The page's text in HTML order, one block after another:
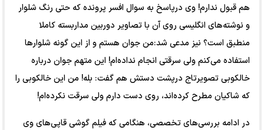
هم قبول ندارم! وی درپاسخ به سوال افسر پرونده که حتی رنگ شلوار
و نوشته‌های انگلیسی روی آن با تصاویر دوربین مداربسته کاملا
منطبق است؟ نیز مدعی شد:من جوان هستم و از این گونه شلوار‌ها
استفاده می‌کنم ولی سرقتی انجام نداده‌ام! این متهم جوان درباره
خالکوبی تصویرتاج درپشت دستش هم گفت: بله! من این خالکوبی را
که شاکیان مطرح کرده‌اند، روی دست دارم ولی سرقت نکرده‌ام!
در ادامه بررسی‌های تخصصی، هنگامی که فیلم گوشی قاپی‌های وی